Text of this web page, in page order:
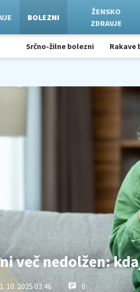
BOLEZNI
ŽENSKO
ZDRAVJE
Srčno-žilne bolezni Rakave
več nedolžen:
10. 2025 03.46 0